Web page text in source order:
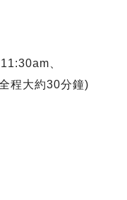
、
程大約30分鐘)